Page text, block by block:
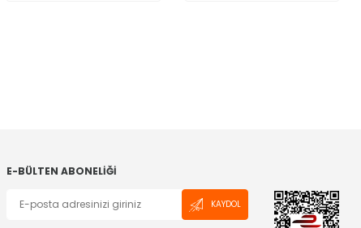
E-BÜLTEN ABONELIĞI
KAYDOL